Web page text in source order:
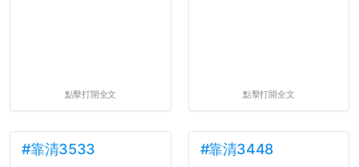
點擊打開全文 點擊打開全文
#靠清3533 #靠清3448